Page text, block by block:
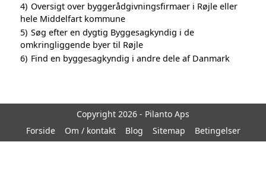
4) Oversigt over byggerådgivningsfirmaer i Røjle eller
hele Middelfart kommune
5) Søg efter en dygtig Byggesagkyndig i de
omkringliggende byer til Røjle
6) Find en byggesagkyndig i andre dele af Danmark
Copyright 2026 - Pilanto Aps
Forside
Om / kontakt Blog Sitemap Betingelser